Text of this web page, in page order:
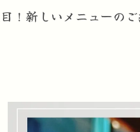
！新しいメニューの